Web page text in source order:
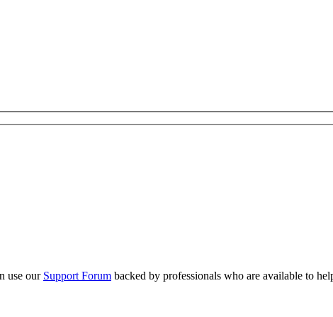
use our Support Forum backed by professionals who are available to